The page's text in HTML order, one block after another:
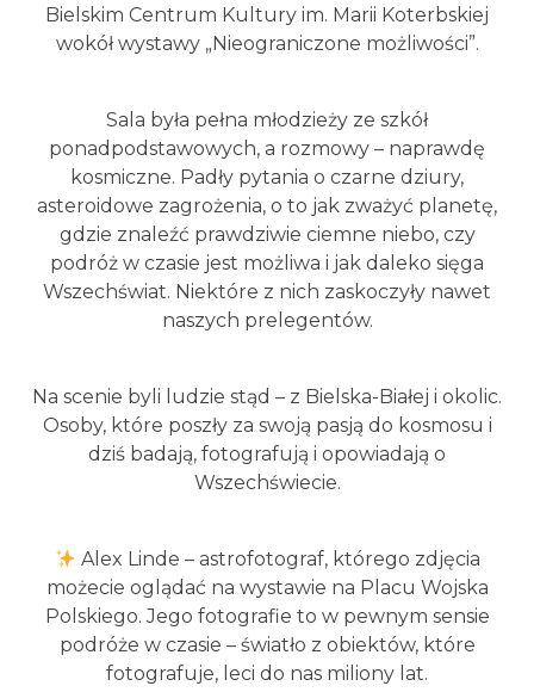
Bielskim Centrum Kultury im. Marii Koterbskiej
wokół wystawy „Nieograniczone możliwości”.
Sala była pełna młodzieży ze szkół
ponadpodstawowych, a rozmowy – naprawdę
kosmiczne. Padły pytania o czarne dziury,
asteroidowe zagrożenia, o to jak zważyć planetę,
gdzie znaleźć prawdziwie ciemne niebo, czy
podróż w czasie jest możliwa i jak daleko sięga
Wszechświat. Niektóre z nich zaskoczyły nawet
naszych prelegentów.
Na scenie byli ludzie stąd – z Bielska-Białej i okolic.
Osoby, które poszły za swoją pasją do kosmosu i
dziś badają, fotografują i opowiadają o
Wszechświecie.
Alex Linde – astrofotograf, którego zdjęcia
możecie oglądać na wystawie na Placu Wojska
Polskiego. Jego fotografie to w pewnym sensie
podróże w czasie – światło z obiektów, które
fotografuje, leci do nas miliony lat.